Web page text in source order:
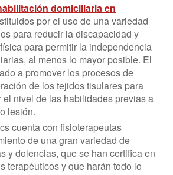
domiciliaria en
por el uso de una variedad
para reducir la discapacidad y
para permitir la independencia
al menos lo mayor posible. El
a promover los procesos de
de los tejidos tisulares para
el nivel de las habilidades previas a
lesión.
cuenta con fisioterapeutas
de una gran variedad de
y dolencias, que se han certifica en
terapéuticos y que harán todo lo